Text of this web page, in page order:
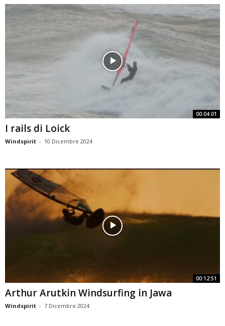
00:04:01
I rails di Loick
Windspirit - 10 Dicembre 2024
00:12:51
Arthur Arutkin Windsurfing in Jawa
Windspirit - 7 Dicembre 2024